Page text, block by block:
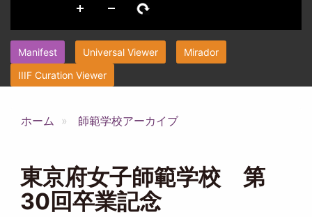
Manifest Universal Viewer
Mirador
IIIF Curation Viewer
ホーム 師範学校アーカイブ
東京府女子師範学校 第
30回卒業記念